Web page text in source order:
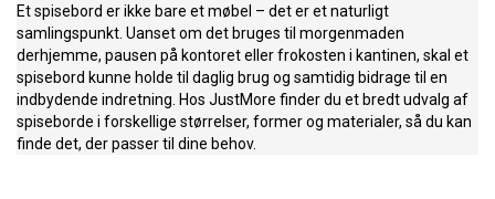
Et spisebord er ikke bare et møbel – det er et naturligt
samlingspunkt. Uanset om det bruges til morgenmaden
derhjemme, pausen på kontoret eller frokosten i kantinen, skal et
spisebord kunne holde til daglig brug og samtidig bidrage til en
indbydende indretning. Hos JustMore finder du et bredt udvalg af
spiseborde i forskellige størrelser, former og materialer, så du kan
finde det, der passer til dine behov.